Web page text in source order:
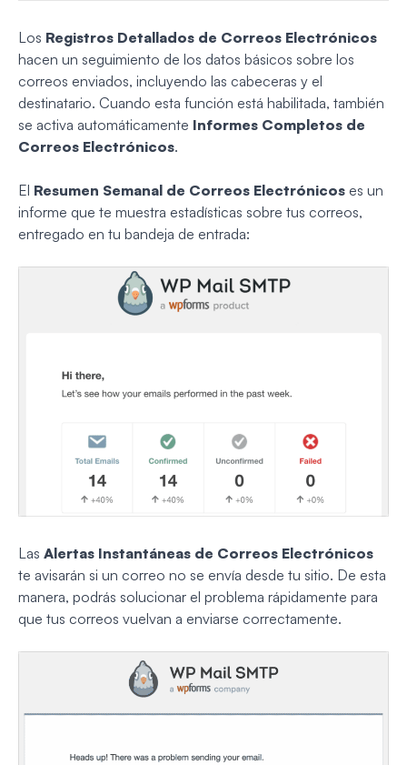
Los Registros Detallados de Correos Electrónicos
hacen un seguimiento de los datos básicos sobre los
correos enviados, incluyendo las cabeceras y el
destinatario. Cuando esta función está habilitada, también
se activa automáticamente Informes Completos de
Correos Electrónicos.
El Resumen Semanal de Correos Electrónicos es un
informe que te muestra estadísticas sobre tus correos,
entregado en tu bandeja de entrada:
Las Alertas Instantáneas de Correos Electrónicos
te avisarán si un correo no se envía desde tu sitio. De esta
manera, podrás solucionar el problema rápidamente para
que tus correos vuelvan a enviarse correctamente.